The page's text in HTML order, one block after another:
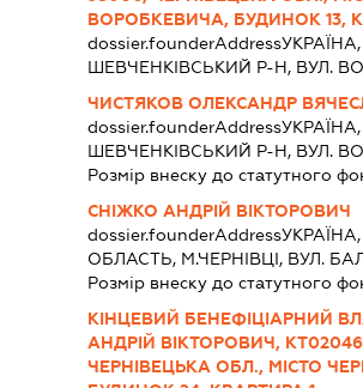
ВОРОБКЕВИЧА, БУДИНОК 13,
dossier.founderAddress
ШЕВЧЕНКІВСЬКИЙ Р-Н, ВУЛ.
ЧИСТЯКОВ ОЛЕКСАНДР
dossier.founderAddress
ШЕВЧЕНКІВСЬКИЙ Р-Н, ВУЛ.
Розмір внеску до статутного
СНІЖКО АНДРІЙ ВІКТОРОВИЧ
dossier.founderAddress
ОБЛАСТЬ, М.ЧЕРНІВЦІ, ВУЛ.
Розмір внеску до статутного
КІНЦЕВИЙ БЕНЕФІЦІАРНИЙ
АНДРІЙ ВІКТОРОВИЧ,
ЧЕРНІВЕЦЬКА ОБЛ., МІСТО